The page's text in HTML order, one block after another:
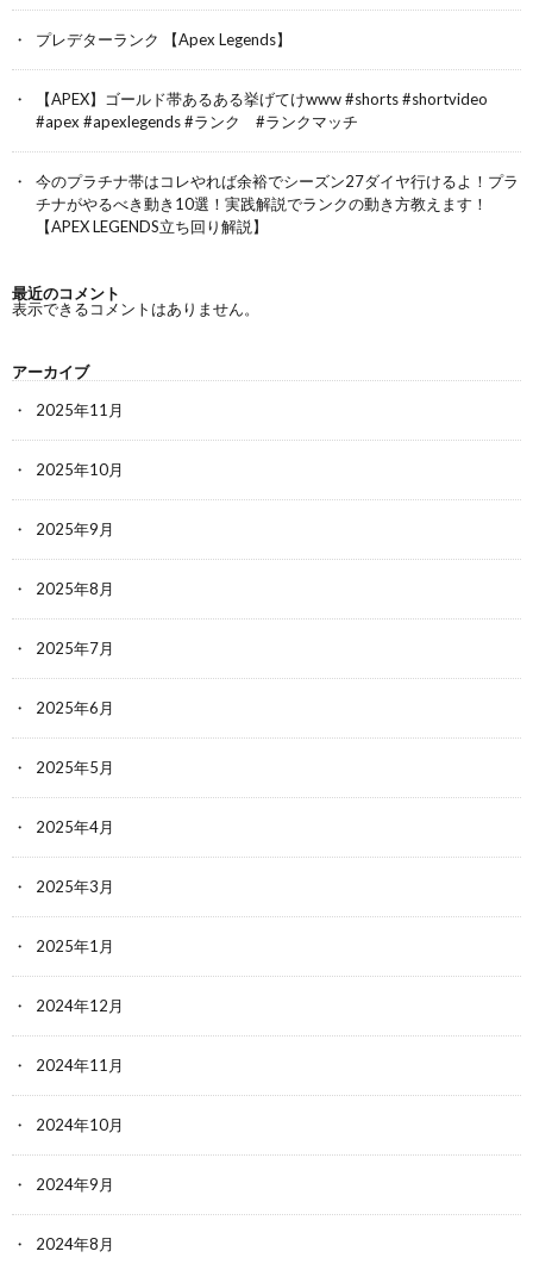
プレデターランク 【Apex Legends】
【APEX】ゴールド帯あるある挙げてけwww #shorts #shortvideo
#apex #apexlegends #ランク #ランクマッチ
今のプラチナ帯はコレやれば余裕でシーズン27ダイヤ行けるよ！プラ
チナがやるべき動き10選！実践解説でランクの動き方教えます！
【APEX LEGENDS立ち回り解説】
最近のコメント
表示できるコメントはありません。
アーカイブ
2025年11月
2025年10月
2025年9月
2025年8月
2025年7月
2025年6月
2025年5月
2025年4月
2025年3月
2025年1月
2024年12月
2024年11月
2024年10月
2024年9月
2024年8月